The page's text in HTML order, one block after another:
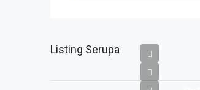
Listing Serupa